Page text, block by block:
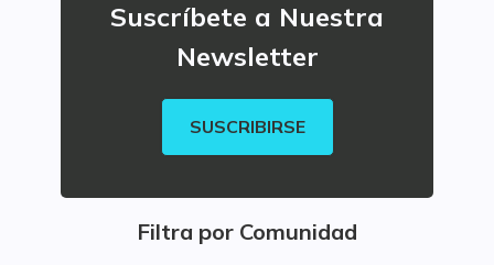
Suscríbete a Nuestra
Newsletter
SUSCRIBIRSE
Filtra por Comunidad